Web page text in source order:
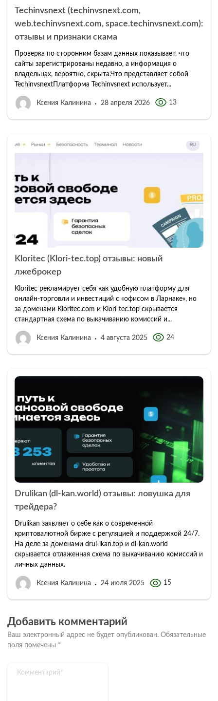
Techinvsnext (techinvsnext.com,
web.techinvsnext.com, space.techinvsnext.com):
отзывы и признаки скама
Проверка по сторонним базам данных показывает, что
сайты зарегистрированы недавно, а информация о
владельцах, вероятно, скрыта.Что представляет собой
TechinvsnextПлатформа Techinvsnext использует...
Ксения Калинина 28 апреля 2026 13
Kloritec (Klori-tec.top) отзывы: новый
лжеброкер
Kloritec рекламирует себя как удобную платформу для
онлайн-торговли и инвестиций с «офисом в Ларнаке», но
за доменами Kloritec.com и Klori-tec.top скрывается
стандартная схема по выкачиванию комиссий и...
Ксения Калинина 4 августа 2025 24
Drulikan (dl-kan.world) отзывы: ловушка для
трейдера?
Drulikan заявляет о себе как о современной
криптовалютной бирже с регуляцией и поддержкой 24/7.
На деле за доменами drul-ikan.top и dl-kan.world
скрывается отлаженная схема по выкачиванию комиссий и
личных данных.
Ксения Калинина 24 июля 2025 15
Добавить комментарий
Ваш электронный адрес не будет опубликован. Обязательные
поля помечены *